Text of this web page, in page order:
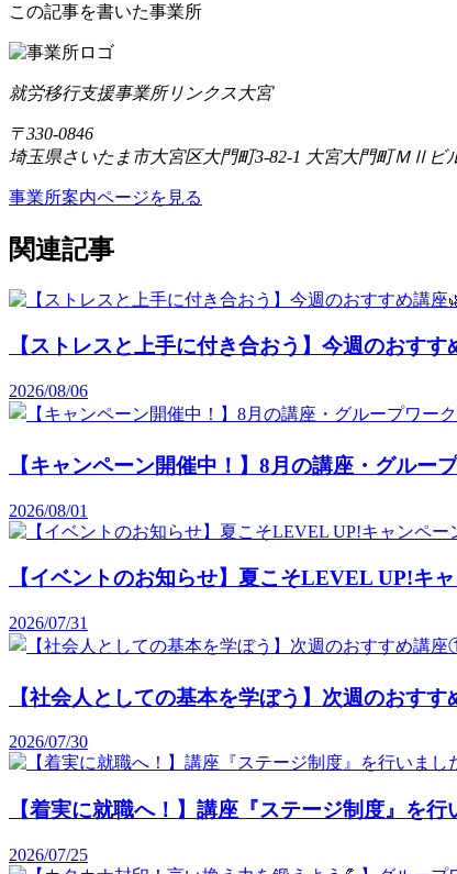
この記事を書いた事業所
就労移行支援事業所リンクス大宮
〒330-0846
埼玉県さいたま市大宮区大門町3-82-1 大宮大門町ＭⅡビ
事業所案内ページを見る
関連記事
【ストレスと上手に付き合おう】今週のおすす
2026/08/06
【キャンペーン開催中！】8月の講座・グルー
2026/08/01
【イベントのお知らせ】夏こそLEVEL UP!キ
2026/07/31
【社会人としての基本を学ぼう】次週のおす
2026/07/30
【着実に就職へ！】講座『ステージ制度』を行
2026/07/25